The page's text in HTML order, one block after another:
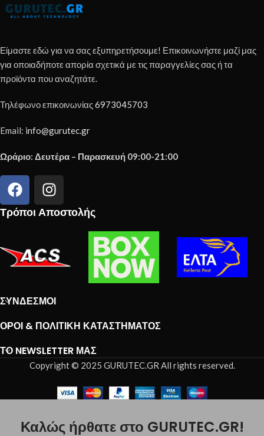
Είμαστε εδώ για να σας εξυπηρετήσουμε! Επικοινωνήστε μαζί μας
για οποιαδήποτε απορία σχετικά με τις παραγγελίες σας ή τα
προϊόντα που αναζητάτε.
Τηλέφωνο επικοινωνίας6973045703
Email: info@gurutec.gr
Ωράριο: Δευτέρα – Παρασκευή 09:00-21:00
Τρόποι Αποστολής
ΣΎΝΔΕΣΜΟΙ
ΌΡΟΙ & ΠΟΛΙΤΙΚΉ ΚΑΤΑΣΤΉΜΑΤΟΣ
ΤΟ NEWSLETTER ΜΑΣ
Copyright © 2025 GURUTEC.GR All rights reserved.
Καλώς ήρθατε στο GURUTEC.GR!